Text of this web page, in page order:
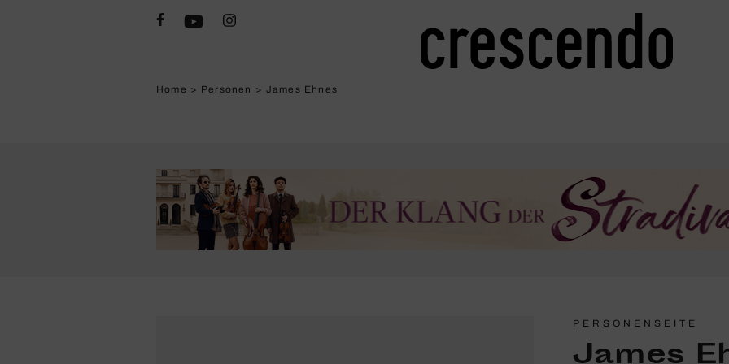
Home > Personen > James Ehnes
PERSONENSEITE